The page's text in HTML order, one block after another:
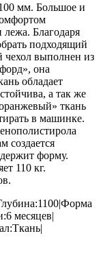
мм. Большое и
лежа. Благодаря
подходящий
выполнен из
она
обладает
а так же
ткань
в машинке.
создается
форму.
110 кг.
месяцев|